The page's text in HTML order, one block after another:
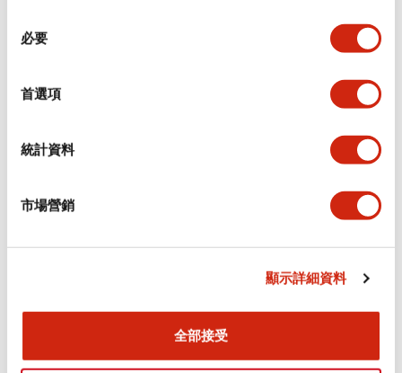
必要
首選項
統計資料
市場營銷
顯示詳細資料
全部接受
環境規範
功能規格